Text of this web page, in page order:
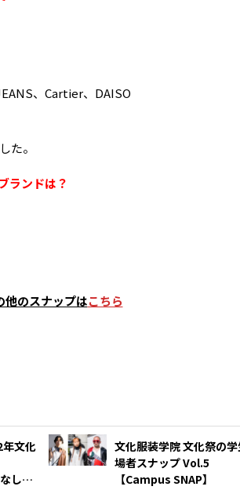
、Cartier、DAISO
た。
ランドは？
のスナップはこちら
文化
し
文化服装学院 文化祭の学生＆来
場者スナップ Vol.5
【Campus SNAP】